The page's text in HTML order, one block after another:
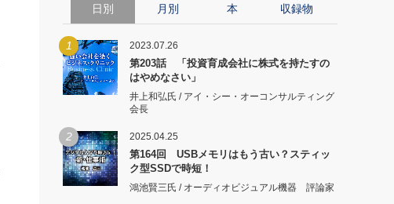
日別 月別 本 収録物
1 2023.07.26
第203話 「投資育成会社に株式を持たすの
はやめなさい」
井上和弘氏 / アイ・シー・オーコンサルティング
会長
2 2025.04.25
第164回 USBメモリはもう古い？スティッ
ク型SSDで時短！
鴻池賢三氏 / オーディオビジュアル機器 評論家